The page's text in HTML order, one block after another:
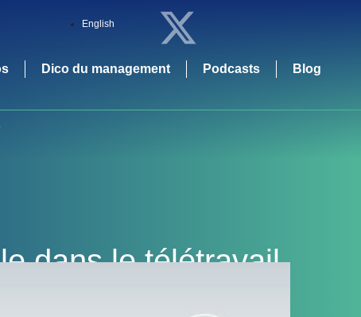
English
Dico du management Podcasts Blog
dans le télétravail.
après la crise de